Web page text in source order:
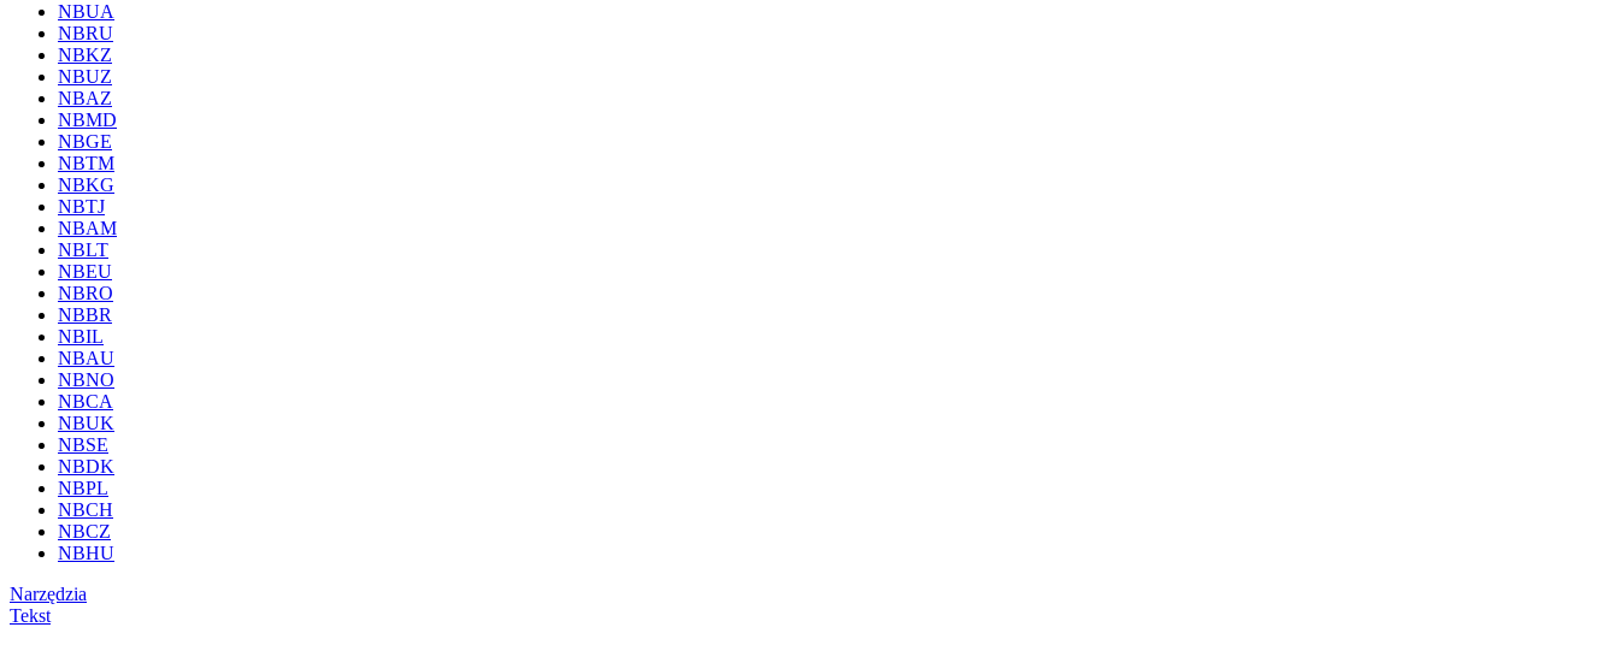
NBUA
NBRU
NBKZ
NBUZ
NBAZ
NBMD
NBGE
NBTM
NBKG
NBTJ
NBAM
NBLT
NBEU
NBRO
NBBR
NBIL
NBAU
NBNO
NBCA
NBUK
NBSE
NBDK
NBPL
NBCH
NBCZ
NBHU
Narzędzia
Tekst